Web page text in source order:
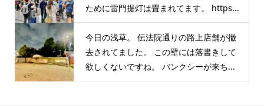
ために雷門提灯は畳まれてます。 https...
今日の浅草。 伝法院通りの路上店舗が撤
去されてました。 この壁には落書きして
欲しくないですね。 バンクシーが来ち...